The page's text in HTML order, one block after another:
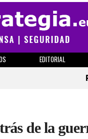
EDITORIAL
de la